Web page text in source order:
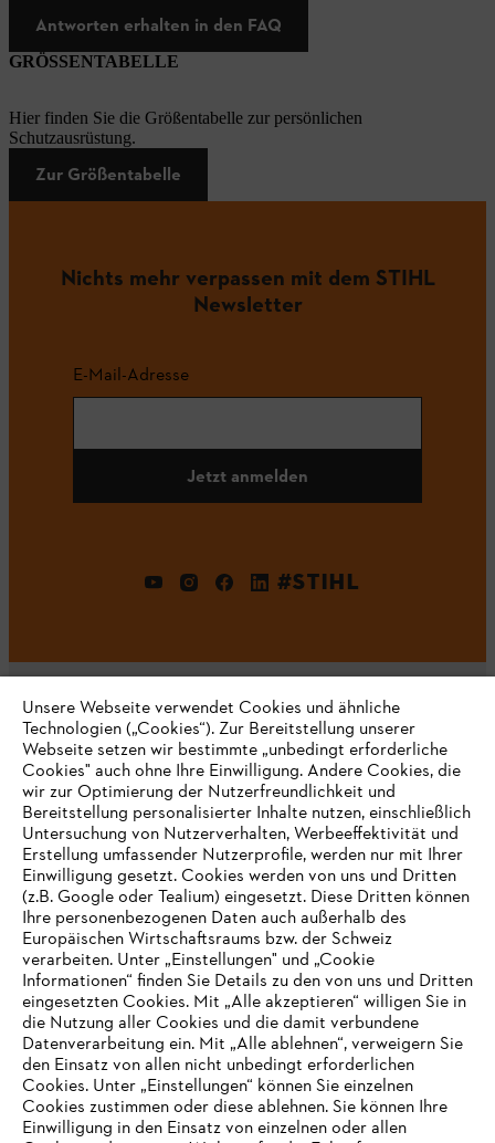
Antworten erhalten in den FAQ
GRÖSSENTABELLE
Hier finden Sie die Größentabelle zur persönlichen
Schutzausrüstung.
Zur Größentabelle
Nichts mehr verpassen mit dem STIHL
Newsletter
E-Mail-Adresse
Jetzt anmelden
#STIHL
Unternehmen
Häufig gestellte Fragen
Support
Datenschutz Impressum Cookies
Rechtliche Informationen
IHR BROWSER WIRD NICHT
UNTERSTÜTZT
Unsere Webseite verwendet Cookies und ähnliche
Technologien („Cookies“). Zur Bereitstellung unserer
Webseite setzen wir bestimmte „unbedingt erforderliche
Cookies" auch ohne Ihre Einwilligung. Andere Cookies, die
wir zur Optimierung der Nutzerfreundlichkeit und
Bereitstellung personalisierter Inhalte nutzen, einschließlich
Untersuchung von Nutzerverhalten, Werbeeffektivität und
Erstellung umfassender Nutzerprofile, werden nur mit Ihrer
Einwilligung gesetzt. Cookies werden von uns und Dritten
(z.B. Google oder Tealium) eingesetzt. Diese Dritten können
Ihre personenbezogenen Daten auch außerhalb des
Europäischen Wirtschaftsraums bzw. der Schweiz
verarbeiten. Unter „Einstellungen" und „Cookie
Informationen“ finden Sie Details zu den von uns und Dritten
eingesetzten Cookies. Mit „Alle akzeptieren“ willigen Sie in
die Nutzung aller Cookies und die damit verbundene
Datenverarbeitung ein. Mit „Alle ablehnen“, verweigern Sie
den Einsatz von allen nicht unbedingt erforderlichen
Cookies. Unter „Einstellungen“ können Sie einzelnen
Cookies zustimmen oder diese ablehnen. Sie können Ihre
Einwilligung in den Einsatz von einzelnen oder allen